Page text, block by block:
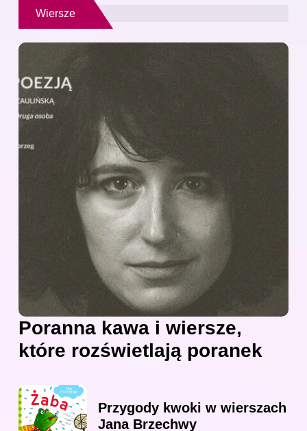
Wiersze
Poranna kawa i wiersze,
które rozświetlają poranek
Przygody kwoki w wierszach
Jana Brzechwy